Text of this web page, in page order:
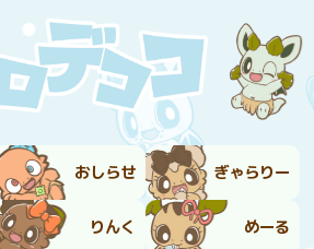
おしらせ ぎゃらりー
りんく めーる